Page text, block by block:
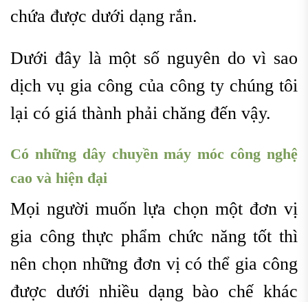
chứa được dưới dạng rắn.
Dưới đây là một số nguyên do vì sao
dịch vụ gia công của công ty chúng tôi
lại có giá thành phải chăng đến vậy.
Có những dây chuyền máy móc công nghệ
cao và hiện đại
Mọi người muốn lựa chọn một đơn vị
gia công thực phẩm chức năng tốt thì
nên chọn những đơn vị có thể gia công
được dưới nhiều dạng bào chế khác